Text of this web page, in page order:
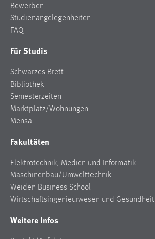
Bewerben
Studienangelegenheiten
FAQ
Für Studis
Schwarzes Brett
Bibliothek
Semesterzeiten
Marktplatz/Wohnungen
Mensa
Fakultäten
Elektrotechnik, Medien und Informatik
Maschinenbau/Umwelttechnik
Weiden Business School
Wirtschaftsingenieurwesen und Gesundheit
Weitere Infos